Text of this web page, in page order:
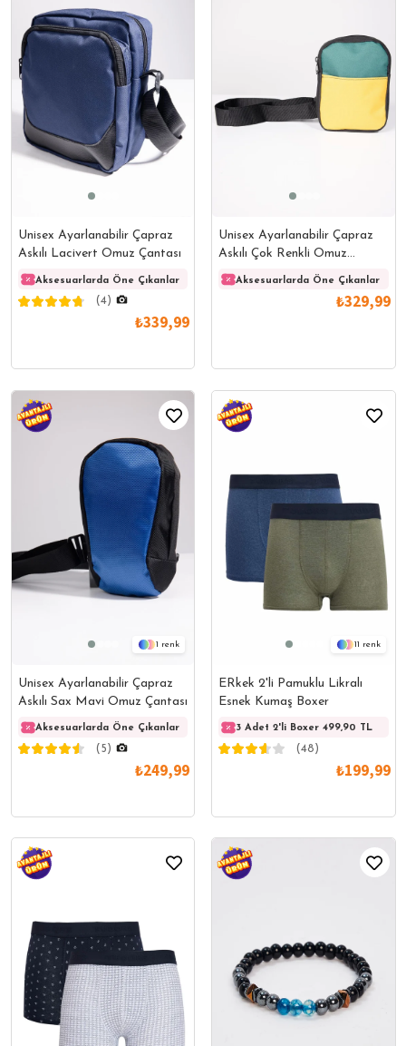
Unisex Ayarlanabilir Çapraz
Askılı Lacivert Omuz Çantası
Aksesuarlarda Öne Çıkanlar Aksesuarlarda Öne Çıkanlar
(4)
₺339,99
Unisex Ayarlanabilir Çapraz
Askılı Çok Renkli Omuz
Çantası
Aksesuarlarda Öne Çıkanlar
₺329,99
1
Unisex Ayarlanabilir Çapraz
Askılı Sax Mavi Omuz Çantası
Aksesuarlarda Öne Çıkanlar Aksesuarlarda Öne Çıkanlar
(5)
₺249,99
11
ERkek 2'li Pamuklu Likralı
Esnek Kumaş Boxer
3 Adet 2'li Boxer 499,90 TL
(48)
₺199,99